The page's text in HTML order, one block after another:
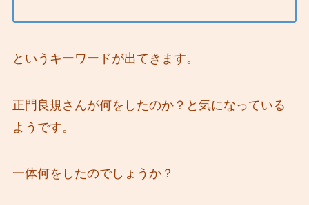
というキーワードが出てきます。
正門良規さんが何をしたのか？と気になっている
ようです。
一体何をしたのでしょうか？